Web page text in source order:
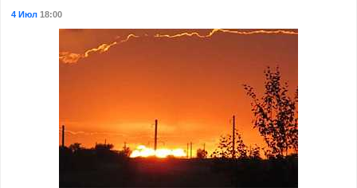
4 Июл18:00